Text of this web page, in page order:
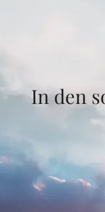
In den